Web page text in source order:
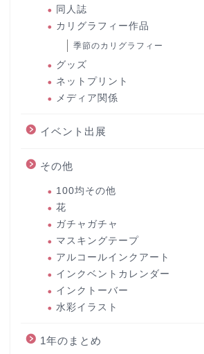
同人誌
カリグラフィー作品
季節のカリグラフィー
グッズ
ネットプリント
メディア関係
イベント出展
その他
100均その他
花
ガチャガチャ
マスキングテープ
アルコールインクアート
インクベントカレンダー
インクトーバー
水彩イラスト
1年のまとめ